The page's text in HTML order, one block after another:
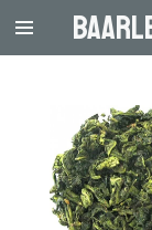
Ga
hoofdinhoud